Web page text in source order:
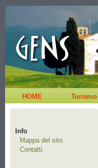
HOME Turismo
Info
Mappa del sito
Contatti